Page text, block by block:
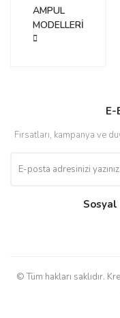
AMPUL
MODELLERİ
E-
Fırsatları, kampanya ve
Sosyal
© Tüm hakları saklıdır.